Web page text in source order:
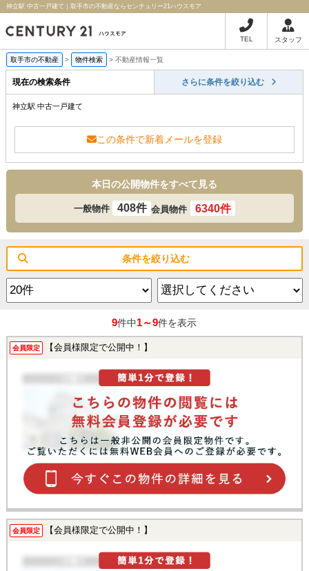
神立駅 中古一戸建て｜取手市の不動産ならセンチュリー21ハウスモア
TEL スタッフ
取手市の不動産 > 物件検索 > 不動産情報一覧
現在の検索条件 さらに条件を絞り込む
神立駅 中古一戸建て
この条件で新着メールを登録
本日の公開物件をすべて見る
一般物件 408件 会員物件 6340件
条件を絞り込む
9件中1～9件を表示
会員限定 【会員様限定で公開中！】
会員限定 【会員様限定で公開中！】